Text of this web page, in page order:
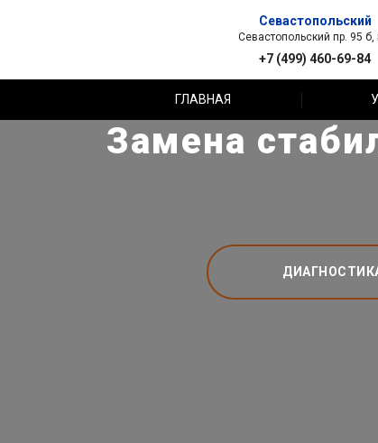
Севастопольский
Севастопольский пр. 95 б,
+7 (499) 460-69-84
ГЛАВНАЯ
Замена